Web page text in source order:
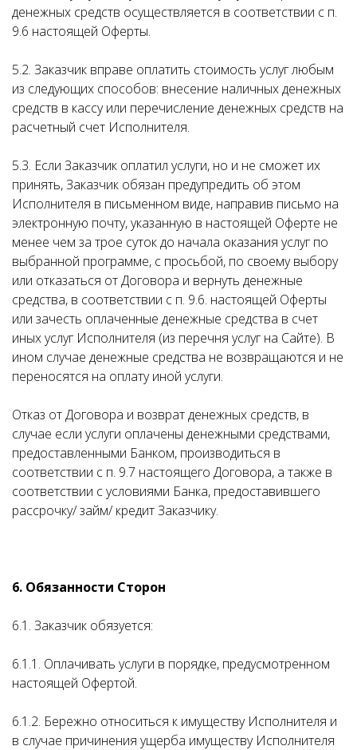
денежных средств осуществляется в соответствии с п.
9.6 настоящей Оферты.
5.2. Заказчик вправе оплатить стоимость услуг любым
из следующих способов: внесение наличных денежных
средств в кассу или перечисление денежных средств на
расчетный счет Исполнителя.
5.3. Если Заказчик оплатил услуги, но и не сможет их
принять, Заказчик обязан предупредить об этом
Исполнителя в письменном виде, направив письмо на
электронную почту, указанную в настоящей Оферте не
менее чем за трое суток до начала оказания услуг по
выбранной программе, с просьбой, по своему выбору
или отказаться от Договора и вернуть денежные
средства, в соответствии с п. 9.6. настоящей Оферты
или зачесть оплаченные денежные средства в счет
иных услуг Исполнителя (из перечня услуг на Сайте). В
ином случае денежные средства не возвращаются и не
переносятся на оплату иной услуги.
Отказ от Договора и возврат денежных средств, в
случае если услуги оплачены денежными средствами,
предоставленными Банком, производиться в
соответствии с п. 9.7 настоящего Договора, а также в
соответствии с условиями Банка, предоставившего
рассрочку/ займ/ кредит Заказчику.
6. Обязанности Сторон
6.1. Заказчик обязуется:
6.1.1. Оплачивать услуги в порядке, предусмотренном
настоящей Офертой.
6.1.2. Бережно относиться к имуществу Исполнителя и
в случае причинения ущерба имуществу Исполнителя